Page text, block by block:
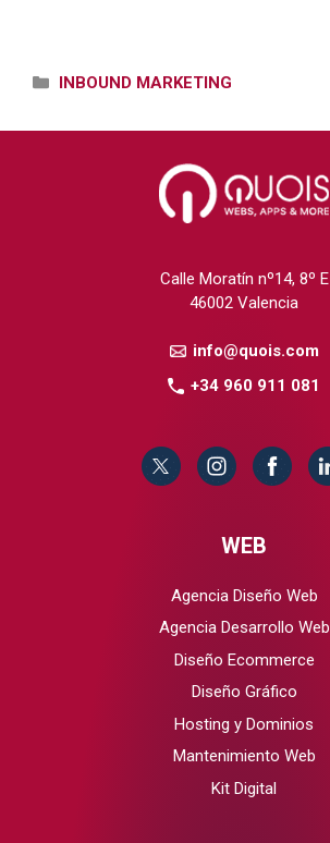
Categorías
INBOUND MARKETING
Calle Moratín nº14, 8º E
46002 Valencia
info@quois.com
+34 960 911 081
WEB
Agencia Diseño Web
Agencia Desarrollo Web
Diseño Ecommerce
Diseño Gráfico
Hosting y Dominios
Mantenimiento Web
Kit Digital